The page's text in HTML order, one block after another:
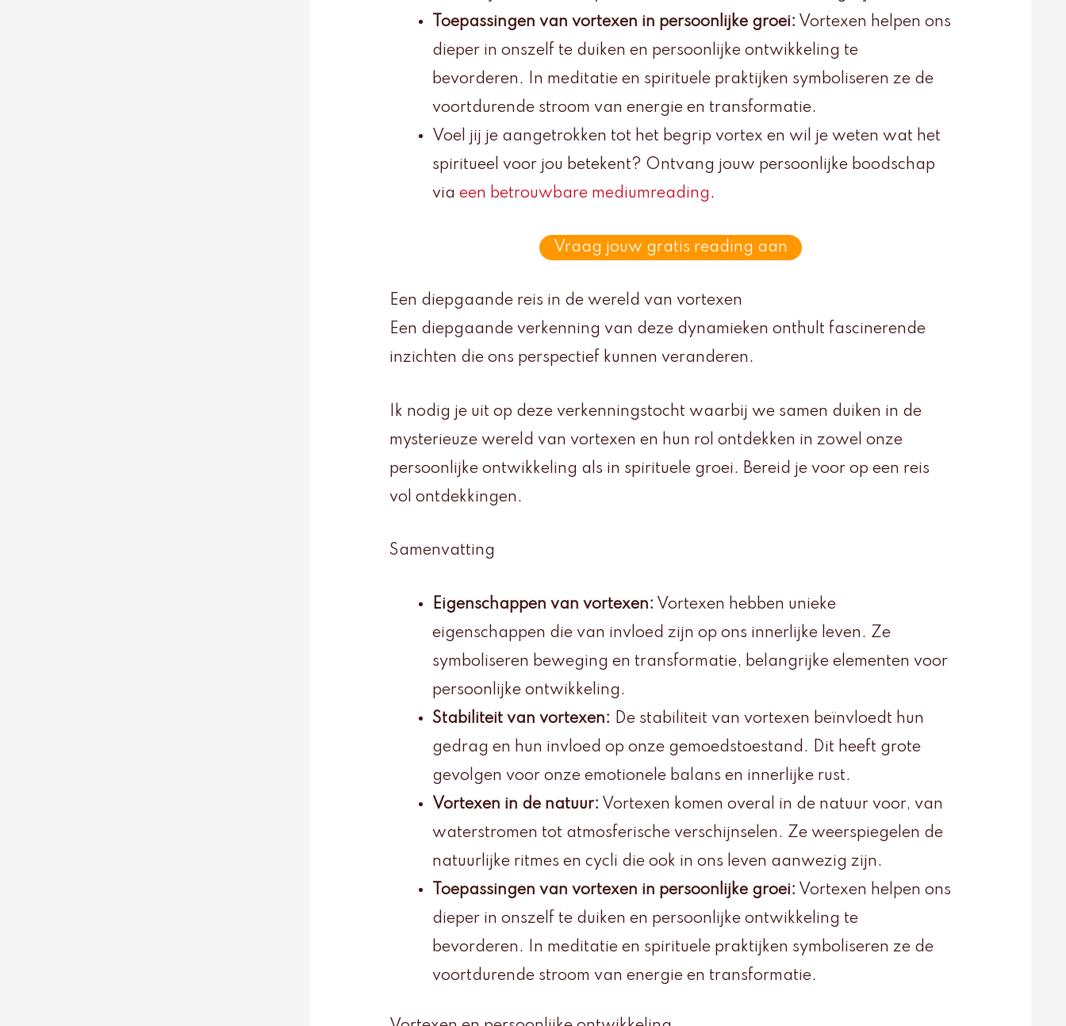
Toepassingen van vortexen in persoonlijke groei: Vortexen helpen ons
dieper in onszelf te duiken en persoonlijke ontwikkeling te
bevorderen. In meditatie en spirituele praktijken symboliseren ze de
voortdurende stroom van energie en transformatie.
Voel jij je aangetrokken tot het begrip vortex en wil je weten wat het
spiritueel voor jou betekent? Ontvang jouw persoonlijke boodschap
via een betrouwbare mediumreading .
Vraag jouw gratis reading aan
Een diepgaande reis in de wereld van vortexen
Een diepgaande verkenning van deze dynamieken onthult fascinerende
inzichten die ons perspectief kunnen veranderen.
Ik nodig je uit op deze verkenningstocht waarbij we samen duiken in de
mysterieuze wereld van vortexen en hun rol ontdekken in zowel onze
persoonlijke ontwikkeling als in spirituele groei. Bereid je voor op een reis
vol ontdekkingen.
Samenvatting
Eigenschappen van vortexen: Vortexen hebben unieke
eigenschappen die van invloed zijn op ons innerlijke leven. Ze
symboliseren beweging en transformatie, belangrijke elementen voor
persoonlijke ontwikkeling.
Stabiliteit van vortexen: De stabiliteit van vortexen beïnvloedt hun
gedrag en hun invloed op onze gemoedstoestand. Dit heeft grote
gevolgen voor onze emotionele balans en innerlijke rust.
Vortexen in de natuur: Vortexen komen overal in de natuur voor, van
waterstromen tot atmosferische verschijnselen. Ze weerspiegelen de
natuurlijke ritmes en cycli die ook in ons leven aanwezig zijn.
Toepassingen van vortexen in persoonlijke groei: Vortexen helpen ons
dieper in onszelf te duiken en persoonlijke ontwikkeling te
bevorderen. In meditatie en spirituele praktijken symboliseren ze de
voortdurende stroom van energie en transformatie.